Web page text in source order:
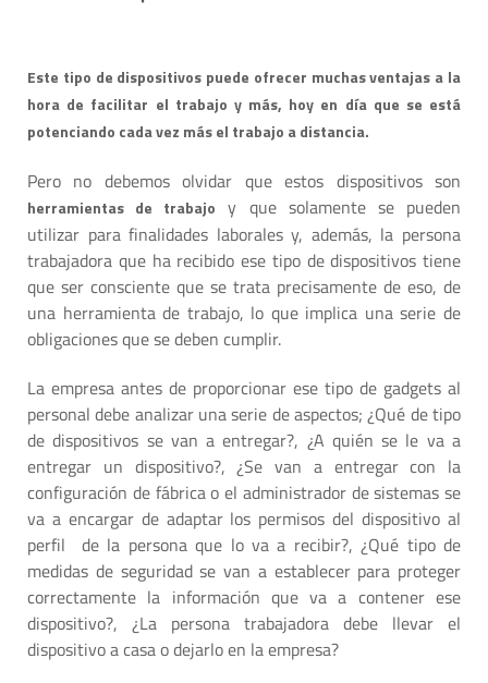
Este tipo de dispositivos puede ofrecer muchas ventajas a la
hora de facilitar el trabajo y más, hoy en día que se está
potenciando cada vez más el trabajo a distancia.
Pero no debemos olvidar que estos dispositivos son
herramientas de trabajo y que solamente se pueden
utilizar para finalidades laborales y, además, la persona
trabajadora que ha recibido ese tipo de dispositivos tiene
que ser consciente que se trata precisamente de eso, de
una herramienta de trabajo, lo que implica una serie de
obligaciones que se deben cumplir.
La empresa antes de proporcionar ese tipo de gadgets al
personal debe analizar una serie de aspectos; ¿Qué de tipo
de dispositivos se van a entregar?, ¿A quién se le va a
entregar un dispositivo?, ¿Se van a entregar con la
configuración de fábrica o el administrador de sistemas se
va a encargar de adaptar los permisos del dispositivo al
perfil de la persona que lo va a recibir?, ¿Qué tipo de
medidas de seguridad se van a establecer para proteger
correctamente la información que va a contener ese
dispositivo?, ¿La persona trabajadora debe llevar el
dispositivo a casa o dejarlo en la empresa?